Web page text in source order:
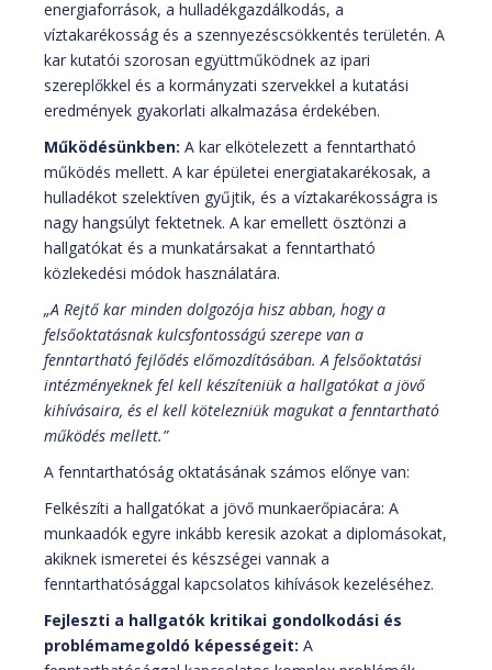
energiaforrások, a hulladékgazdálkodás, a
víztakarékosság és a szennyezéscsökkentés területén. A
kar kutatói szorosan együttműködnek az ipari
szereplőkkel és a kormányzati szervekkel a kutatási
eredmények gyakorlati alkalmazása érdekében.
Működésünkben: A kar elkötelezett a fenntartható
működés mellett. A kar épületei energiatakarékosak, a
hulladékot szelektíven gyűjtik, és a víztakarékosságra is
nagy hangsúlyt fektetnek. A kar emellett ösztönzi a
hallgatókat és a munkatársakat a fenntartható
közlekedési módok használatára.
„A Rejtő kar minden dolgozója hisz abban, hogy a
felsőoktatásnak kulcsfontosságú szerepe van a
fenntartható fejlődés előmozdításában. A felsőoktatási
intézményeknek fel kell készíteniük a hallgatókat a jövő
kihívásaira, és el kell kötelezniük magukat a fenntartható
működés mellett.”
A fenntarthatóság oktatásának számos előnye van:
Felkészíti a hallgatókat a jövő munkaerőpiacára: A
munkaadók egyre inkább keresik azokat a diplomásokat,
akiknek ismeretei és készségei vannak a
fenntarthatósággal kapcsolatos kihívások kezeléséhez.
Fejleszti a hallgatók kritikai gondolkodási és
problémamegoldó képességeit: A